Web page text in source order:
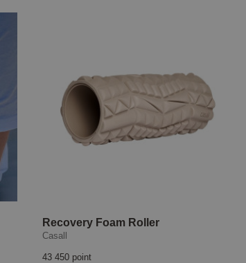
Recovery Foam Roller
Casall
43 450 point